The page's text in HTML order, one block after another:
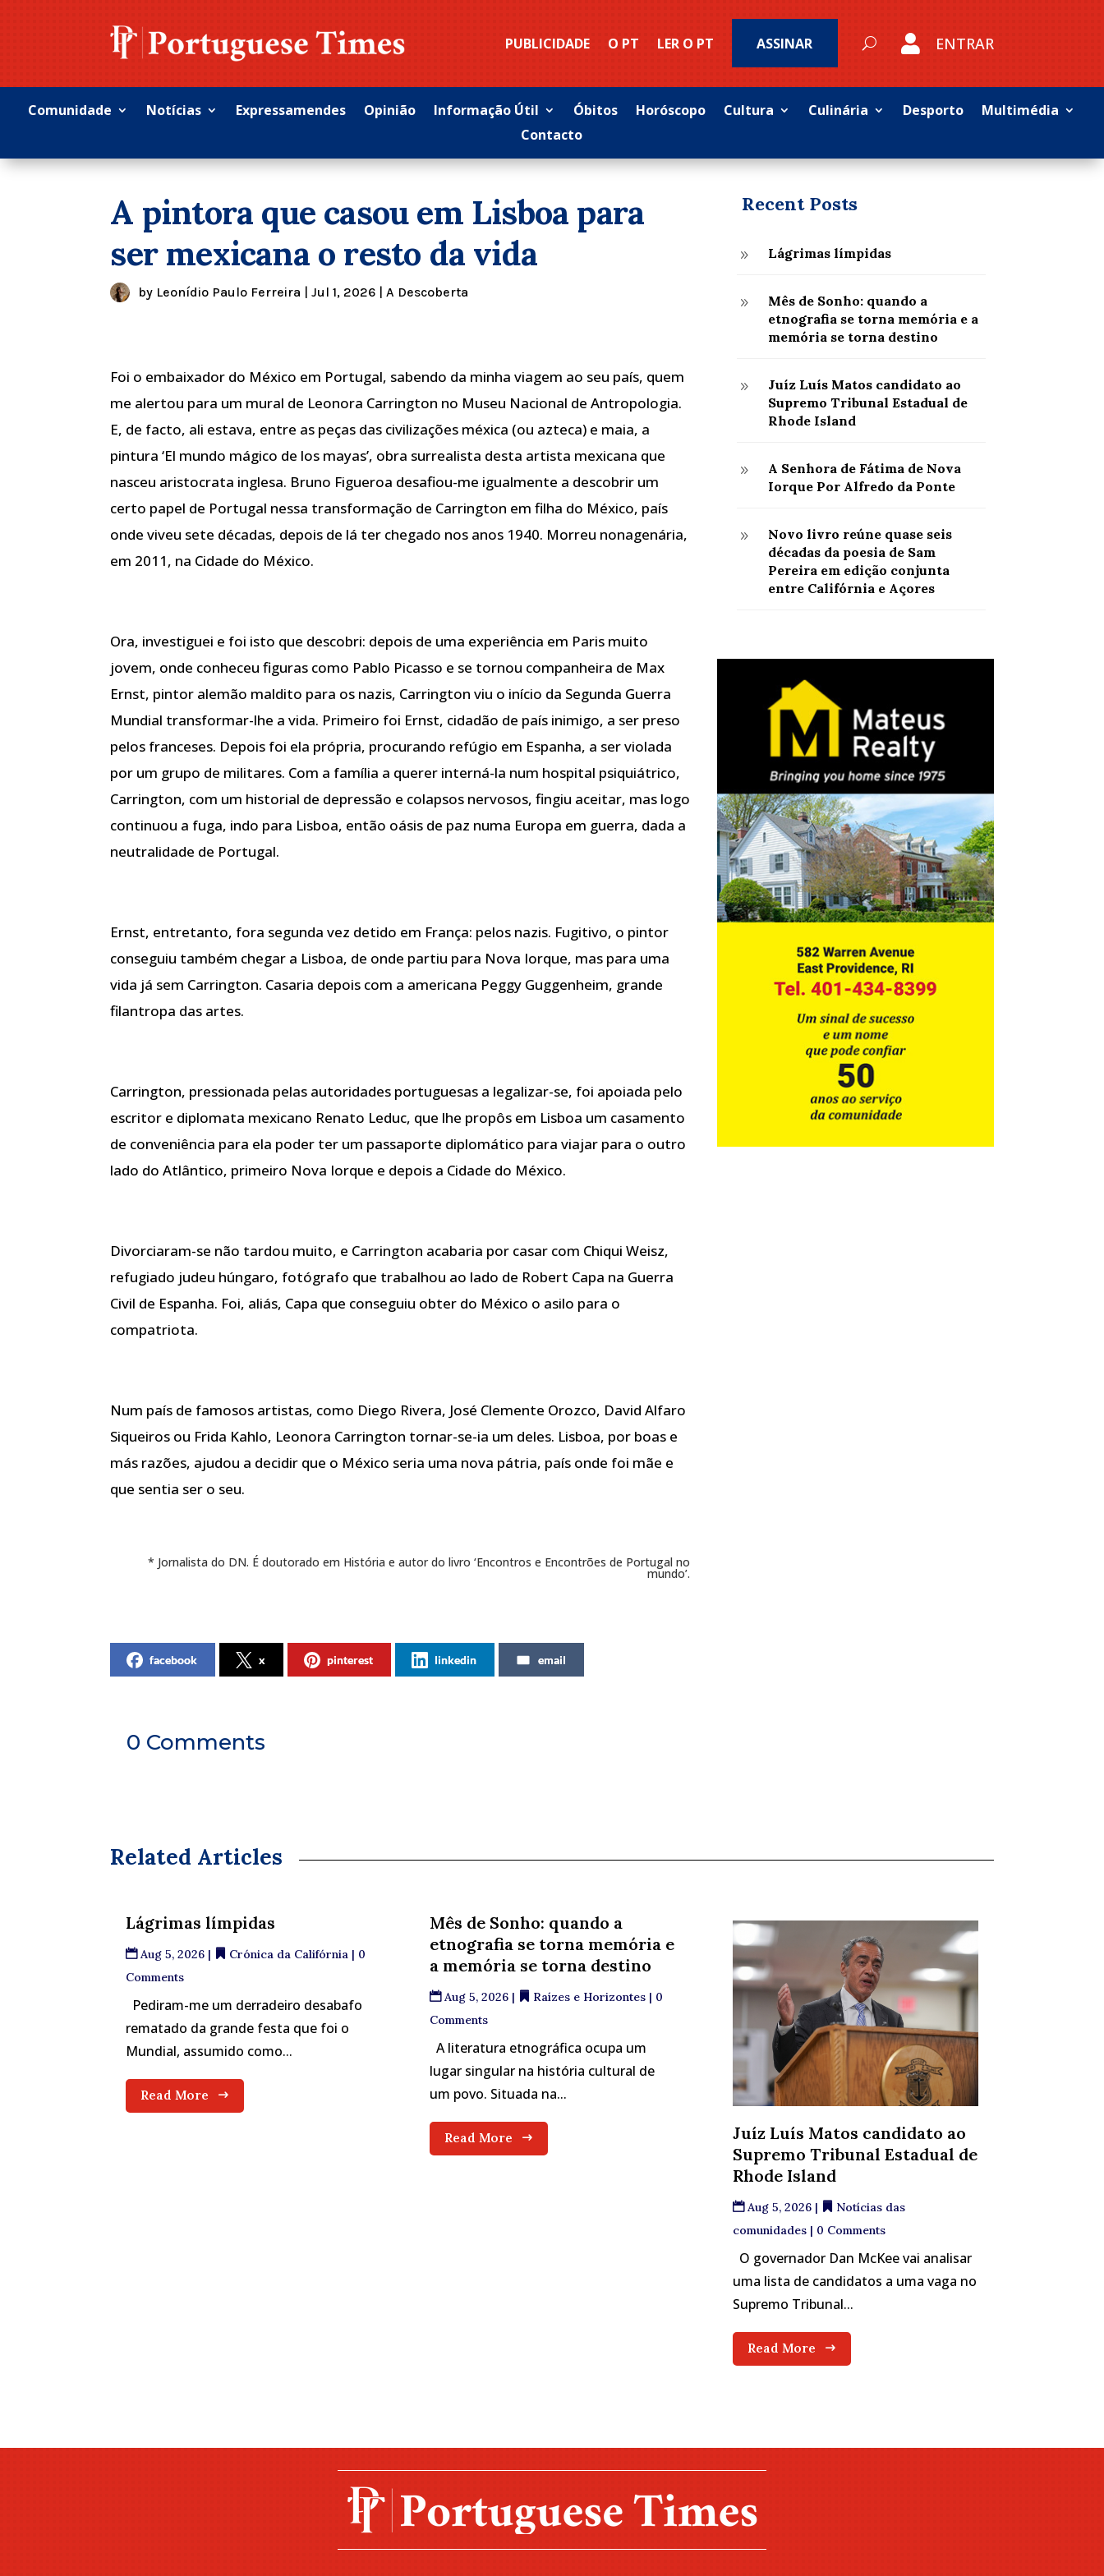
PUBLICIDADE O PT LER O PT ASSINAR  ENTRAR
Comunidade Notícias Expressamendes Opinião Informação Útil Óbitos Horóscopo Cultura Culinária Desporto
Multimédia
Contacto
A pintora que casou em Lisboa para
ser mexicana o resto da vida
by Leonídio Paulo Ferreira |Jul 1, 2026 |A Descoberta
Foi o embaixador do México em Portugal, sabendo da minha viagem ao seu país, quem
me alertou para um mural de Leonora Carrington no Museu Nacional de Antropologia.
E, de facto, ali estava, entre as peças das civilizações méxica (ou azteca) e maia, a
pintura ‘El mundo mágico de los mayas’, obra surrealista desta artista mexicana que
nasceu aristocrata inglesa. Bruno Figueroa desafiou-me igualmente a descobrir um
certo papel de Portugal nessa transformação de Carrington em filha do México, país
onde viveu sete décadas, depois de lá ter chegado nos anos 1940. Morreu nonagenária,
em 2011, na Cidade do México.
Ora, investiguei e foi isto que descobri: depois de uma experiência em Paris muito
jovem, onde conheceu figuras como Pablo Picasso e se tornou companheira de Max
Ernst, pintor alemão maldito para os nazis, Carrington viu o início da Segunda Guerra
Mundial transformar-lhe a vida. Primeiro foi Ernst, cidadão de país inimigo, a ser preso
pelos franceses. Depois foi ela própria, procurando refúgio em Espanha, a ser violada
por um grupo de militares. Com a família a querer interná-la num hospital psiquiátrico,
Carrington, com um historial de depressão e colapsos nervosos, fingiu aceitar, mas logo
continuou a fuga, indo para Lisboa, então oásis de paz numa Europa em guerra, dada a
neutralidade de Portugal.
Ernst, entretanto, fora segunda vez detido em França: pelos nazis. Fugitivo, o pintor
conseguiu também chegar a Lisboa, de onde partiu para Nova Iorque, mas para uma
vida já sem Carrington. Casaria depois com a americana Peggy Guggenheim, grande
filantropa das artes.
Carrington, pressionada pelas autoridades portuguesas a legalizar-se, foi apoiada pelo
escritor e diplomata mexicano Renato Leduc, que lhe propôs em Lisboa um casamento
de conveniência para ela poder ter um passaporte diplomático para viajar para o outro
lado do Atlântico, primeiro Nova Iorque e depois a Cidade do México.
Divorciaram-se não tardou muito, e Carrington acabaria por casar com Chiqui Weisz,
refugiado judeu húngaro, fotógrafo que trabalhou ao lado de Robert Capa na Guerra
Civil de Espanha. Foi, aliás, Capa que conseguiu obter do México o asilo para o
compatriota.
Num país de famosos artistas, como Diego Rivera, José Clemente Orozco, David Alfaro
Siqueiros ou Frida Kahlo, Leonora Carrington tornar-se-ia um deles. Lisboa, por boas e
más razões, ajudou a decidir que o México seria uma nova pátria, país onde foi mãe e
que sentia ser o seu.
* Jornalista do DN. É doutorado em História e autor do livro ‘Encontros e Encontrões de Portugal no
mundo’.
facebook x pinterest linkedin email
Recent Posts
9 Lágrimas límpidas
9
Mês de Sonho: quando a
etnografia se torna memória e a
memória se torna destino
9
Juíz Luís Matos candidato ao
Supremo Tribunal Estadual de
Rhode Island
9
A Senhora de Fátima de Nova
Iorque Por Alfredo da Ponte
9
Novo livro reúne quase seis
décadas da poesia de Sam
Pereira em edição conjunta
entre Califórnia e Açores
0 Comments
Related Articles
Lágrimas límpidas
Aug 5, 2026 | Crónica da Califórnia | 0
Comments
Pediram-me um derradeiro desabafo
rematado da grande festa que foi o
Mundial, assumido como...
Read More
Mês de Sonho: quando a
etnografia se torna memória e
a memória se torna destino
Aug 5, 2026| Raízes e Horizontes| 0
Comments
A literatura etnográfica ocupa um
lugar singular na história cultural de
um povo. Situada na...
Read More
Juíz Luís Matos candidato ao
Supremo Tribunal Estadual de
Rhode Island
Aug 5, 2026|
Notícias das
comunidades| 0 Comments
O governador Dan McKee vai analisar
uma lista de candidatos a uma vaga no
Supremo Tribunal...
Read More